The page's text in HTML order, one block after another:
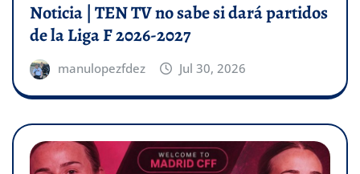
Noticia | TEN TV no sabe si dará partidos
de la Liga F 2026-2027
manulopezfdez Jul 30, 2026